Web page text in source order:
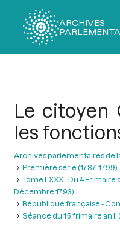
ARCHIVES
Le citoyen
les
Archives parlementaires de
Première série (1787-1799)
Tome LXXX - Du 4
Décembre 1793)
République française -
Séance du 15 frimaire an II